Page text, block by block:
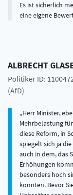
Es ist sicherlich
eine eigene
ALBRECHT
Politiker ID:
(AfD)
Herr Minister,
Mehrbelastung
diese Reform, in
spiegelt sich ja
auch in dem, das
Erhöhungen
besonders hoch
könnten. Bevor